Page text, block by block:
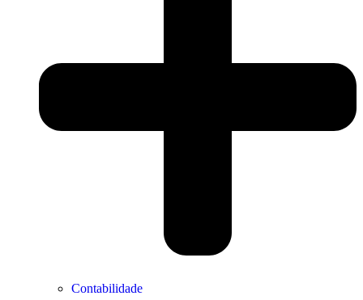
Contabilidade